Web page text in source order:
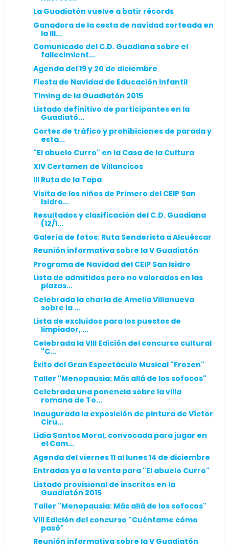
La Guadiatón vuelve a batir récords
Ganadora de la cesta de navidad sorteada en
la III...
Comunicado del C.D. Guadiana sobre el
fallecimient...
Agenda del 19 y 20 de diciembre
Fiesta de Navidad de Educación Infantil
Timing de la Guadiatón 2015
Listado definitivo de participantes en la
Guadiató...
Cortes de tráfico y prohibiciones de parada y
esta...
"El abuelo Curro" en la Casa de la Cultura
XIV Certamen de Villancicos
III Ruta de la Tapa
Visita de los niños de Primero del CEIP San
Isidro...
Resultados y clasificación del C.D. Guadiana
(12/1...
Galería de fotos: Ruta Senderista a Alcuéscar
Reunión informativa sobre la V Guadiatón
Programa de Navidad del CEIP San Isidro
Lista de admitidos pero no valorados en las
plazas...
Celebrada la charla de Amelia Villanueva
sobre la ...
Lista de excluidos para los puestos de
limpiador, ...
Celebrada la VIII Edición del concurso cultural
"C...
Éxito del Gran Espectáculo Musical "Frozen"
Taller "Menopausia: Más allá de los sofocos"
Celebrada una ponencia sobre la villa
romana de To...
Inaugurada la exposición de pintura de Víctor
Ciru...
Lidia Santos Moral, convocada para jugar en
el Cam...
Agenda del viernes 11 al lunes 14 de diciembre
Entradas ya a la venta para "El abuelo Curro"
Listado provisional de inscritos en la
Guadiatón 2015
Taller "Menopausia: Más allá de los sofocos"
VIII Edición del concurso "Cuéntame cómo
pasó"
Reunión informativa sobre la V Guadiatón